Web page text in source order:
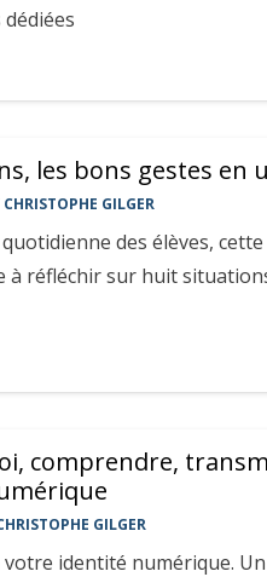
les bons gestes en
CHRISTOPHE GILGER
des élèves,
à réfléchir sur huit
comprendre,
GILGER
identité numérique.